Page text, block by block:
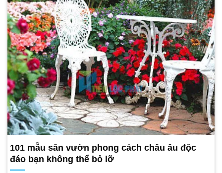
101 mẫu sân vườn phong cách châu âu độc
đáo bạn không thể bỏ lỡ